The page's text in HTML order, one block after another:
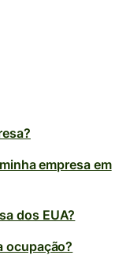
empresa em
dos EUA?
ocupação?